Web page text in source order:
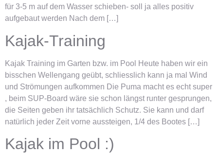
für 3-5 m auf dem Wasser schieben- soll ja alles positiv
aufgebaut werden Nach dem […]
Kajak-Training
Kajak Training im Garten bzw. im Pool Heute haben wir ein
bisschen Wellengang geübt, schliesslich kann ja mal Wind
und Strömungen aufkommen Die Puma macht es echt super
, beim SUP-Board wäre sie schon längst runter gesprungen,
die Seiten geben ihr tatsächlich Schutz. Sie kann und darf
natürlich jeder Zeit vorne aussteigen, 1/4 des Bootes […]
Kajak im Pool :)